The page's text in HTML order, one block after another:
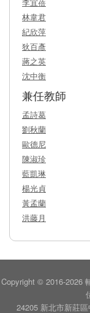
林韋君
紀欣萍
狄百彥
蔣之英
沈中衡
兼任教師
孟詩葛
劉秋蘭
歐德尼
陳淑珍
藍凱琳
楊光貞
黃孟蘭
洪藤月
Copyright © 2016-2026
24205 新北市新莊